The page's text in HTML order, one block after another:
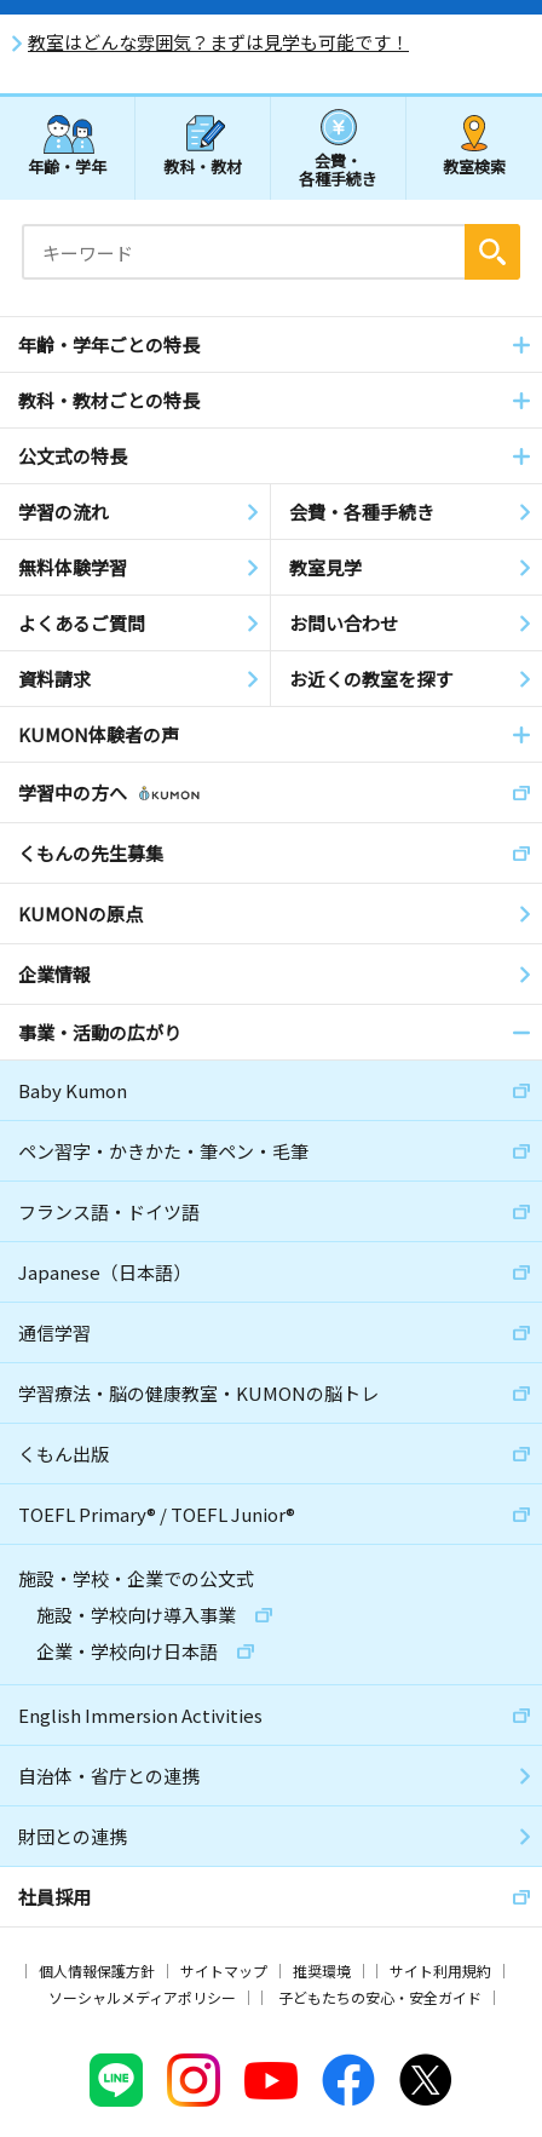
教室はどんな雰囲気？まずは見学も可能です！
年齢・学年 教科・教材 会費・
各種手続き
教室検索
年齢・学年ごとの特長
教科・教材ごとの特長
公文式の特長
学習の流れ 会費・各種手続き
無料体験学習 教室見学
よくあるご質問 お問い合わせ
資料請求 お近くの教室を探す
KUMON体験者の声
学習中の方へ
くもんの先生募集
KUMONの原点
企業情報
事業・活動の広がり
Baby Kumon
ペン習字・かきかた・筆ペン・毛筆
フランス語・ドイツ語
Japanese（日本語）
通信学習
学習療法・脳の健康教室・KUMONの脳トレ
くもん出版
TOEFL Primary® /TOEFL Junior®
施設・学校・企業での公文式
施設・学校向け導入事業
企業・学校向け日本語
English Immersion Activities
自治体・省庁との連携
財団との連携
社員採用
個人情報保護方針 サイトマップ 推奨環境
サイト利用規約
ソーシャルメディアポリシー
子どもたちの安心・安全ガイド